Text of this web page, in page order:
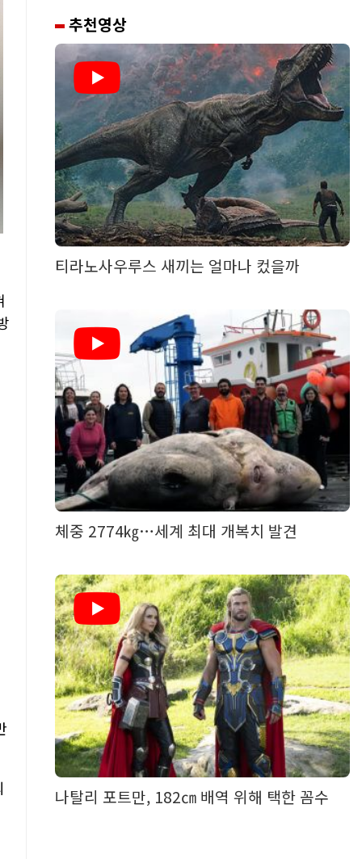
추천영상
티라노사우루스 새끼는 얼마나 컸을까
체중 2774㎏…세계 최대 개복치 발견
나탈리 포트만, 182㎝ 배역 위해 택한 꼼수